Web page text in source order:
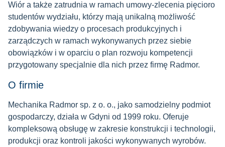
Wiór a także zatrudnia w ramach umowy-zlecenia pięcioro
studentów wydziału, którzy mają unikalną możliwość
zdobywania wiedzy o procesach produkcyjnych i
zarządczych w ramach wykonywanych przez siebie
obowiązków i w oparciu o plan rozwoju kompetencji
przygotowany specjalnie dla nich przez firmę Radmor.
O firmie
Mechanika Radmor sp. z o. o., jako samodzielny podmiot
gospodarczy, działa w Gdyni od 1999 roku. Oferuje
kompleksową obsługę w zakresie konstrukcji i technologii,
produkcji oraz kontroli jakości wykonywanych wyrobów.